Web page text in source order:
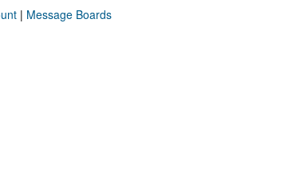
| Message Boards